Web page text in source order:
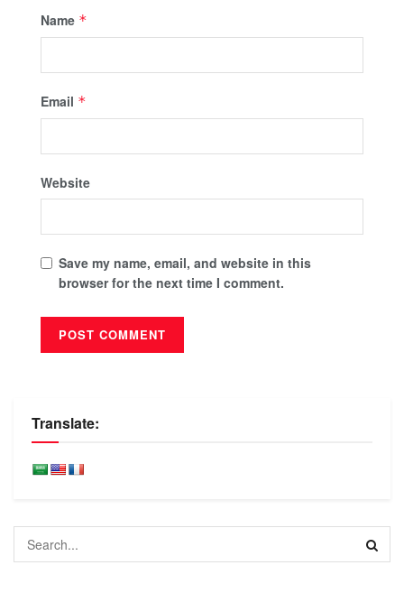
Name *
Email *
Website
Save my name, email, and website in this
browser for the next time I comment.
Translate: